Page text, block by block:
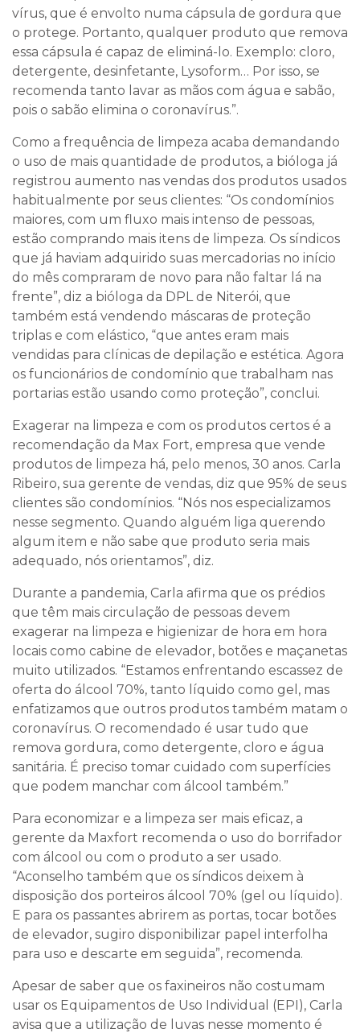
vírus, que é envolto numa cápsula de gordura que
o protege. Portanto, qualquer produto que remova
essa cápsula é capaz de eliminá-lo. Exemplo: cloro,
detergente, desinfetante, Lysoform… Por isso, se
recomenda tanto lavar as mãos com água e sabão,
pois o sabão elimina o coronavírus.”.
Como a frequência de limpeza acaba demandando
o uso de mais quantidade de produtos, a bióloga já
registrou aumento nas vendas dos produtos usados
habitualmente por seus clientes: “Os condomínios
maiores, com um fluxo mais intenso de pessoas,
estão comprando mais itens de limpeza. Os síndicos
que já haviam adquirido suas mercadorias no início
do mês compraram de novo para não faltar lá na
frente”, diz a bióloga da DPL de Niterói, que
também está vendendo máscaras de proteção
triplas e com elástico, “que antes eram mais
vendidas para clínicas de depilação e estética. Agora
os funcionários de condomínio que trabalham nas
portarias estão usando como proteção”, conclui.
Exagerar na limpeza e com os produtos certos é a
recomendação da Max Fort, empresa que vende
produtos de limpeza há, pelo menos, 30 anos. Carla
Ribeiro, sua gerente de vendas, diz que 95% de seus
clientes são condomínios. “Nós nos especializamos
nesse segmento. Quando alguém liga querendo
algum item e não sabe que produto seria mais
adequado, nós orientamos”, diz.
Durante a pandemia, Carla afirma que os prédios
que têm mais circulação de pessoas devem
exagerar na limpeza e higienizar de hora em hora
locais como cabine de elevador, botões e maçanetas
muito utilizados. “Estamos enfrentando escassez de
oferta do álcool 70%, tanto líquido como gel, mas
enfatizamos que outros produtos também matam o
coronavírus. O recomendado é usar tudo que
remova gordura, como detergente, cloro e água
sanitária. É preciso tomar cuidado com superfícies
que podem manchar com álcool também.”
Para economizar e a limpeza ser mais eficaz, a
gerente da Maxfort recomenda o uso do borrifador
com álcool ou com o produto a ser usado.
“Aconselho também que os síndicos deixem à
disposição dos porteiros álcool 70% (gel ou líquido).
E para os passantes abrirem as portas, tocar botões
de elevador, sugiro disponibilizar papel interfolha
para uso e descarte em seguida”, recomenda.
Apesar de saber que os faxineiros não costumam
usar os Equipamentos de Uso Individual (EPI), Carla
avisa que a utilização de luvas nesse momento é